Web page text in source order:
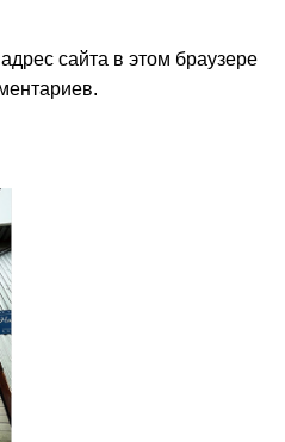
сайта в этом браузере